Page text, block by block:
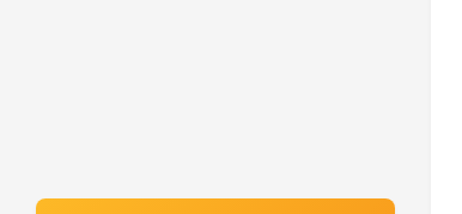
TOP 10 POKEMON